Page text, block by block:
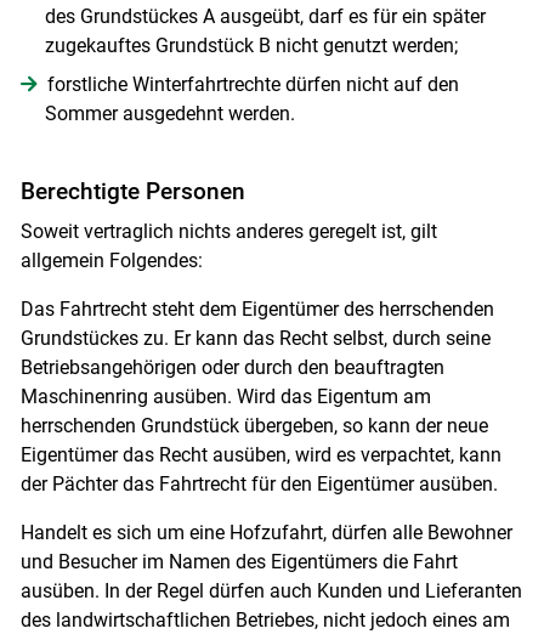
des Grundstückes A ausgeübt, darf es für ein später
zugekauftes Grundstück B nicht genutzt werden;
forstliche Winterfahrtrechte dürfen nicht auf den
Sommer ausgedehnt werden.
Berechtigte Personen
Soweit vertraglich nichts anderes geregelt ist, gilt
allgemein Folgendes:
Das Fahrtrecht steht dem Eigentümer des herrschenden
Grundstückes zu. Er kann das Recht selbst, durch seine
Betriebsangehörigen oder durch den beauftragten
Maschinenring ausüben. Wird das Eigentum am
herrschenden Grundstück übergeben, so kann der neue
Eigentümer das Recht ausüben, wird es verpachtet, kann
der Pächter das Fahrtrecht für den Eigentümer ausüben.
Handelt es sich um eine Hofzufahrt, dürfen alle Bewohner
und Besucher im Namen des Eigentümers die Fahrt
ausüben. In der Regel dürfen auch Kunden und Lieferanten
des landwirtschaftlichen Betriebes, nicht jedoch eines am